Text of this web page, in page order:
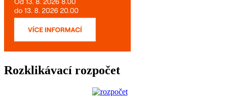
Rozklikávací rozpočet